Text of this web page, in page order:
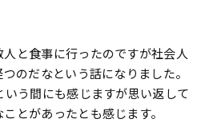
と食事に行ったのですが社会人
のだなという話になりました。
う間にも感じますが思い返して
とがあったとも感じます。